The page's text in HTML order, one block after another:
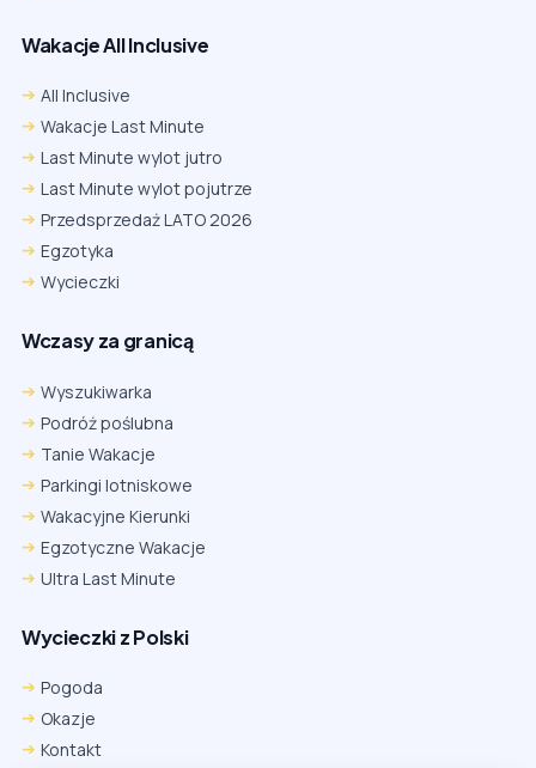
Wakacje All Inclusive
All Inclusive
Wakacje Last Minute
Last Minute wylot jutro
Last Minute wylot pojutrze
Przedsprzedaż LATO 2026
Egzotyka
Wycieczki
Wczasy za granicą
Wyszukiwarka
Podróż poślubna
Tanie Wakacje
Parkingi lotniskowe
Wakacyjne Kierunki
Egzotyczne Wakacje
Ultra Last Minute
Wycieczki z Polski
Pogoda
Okazje
Kontakt